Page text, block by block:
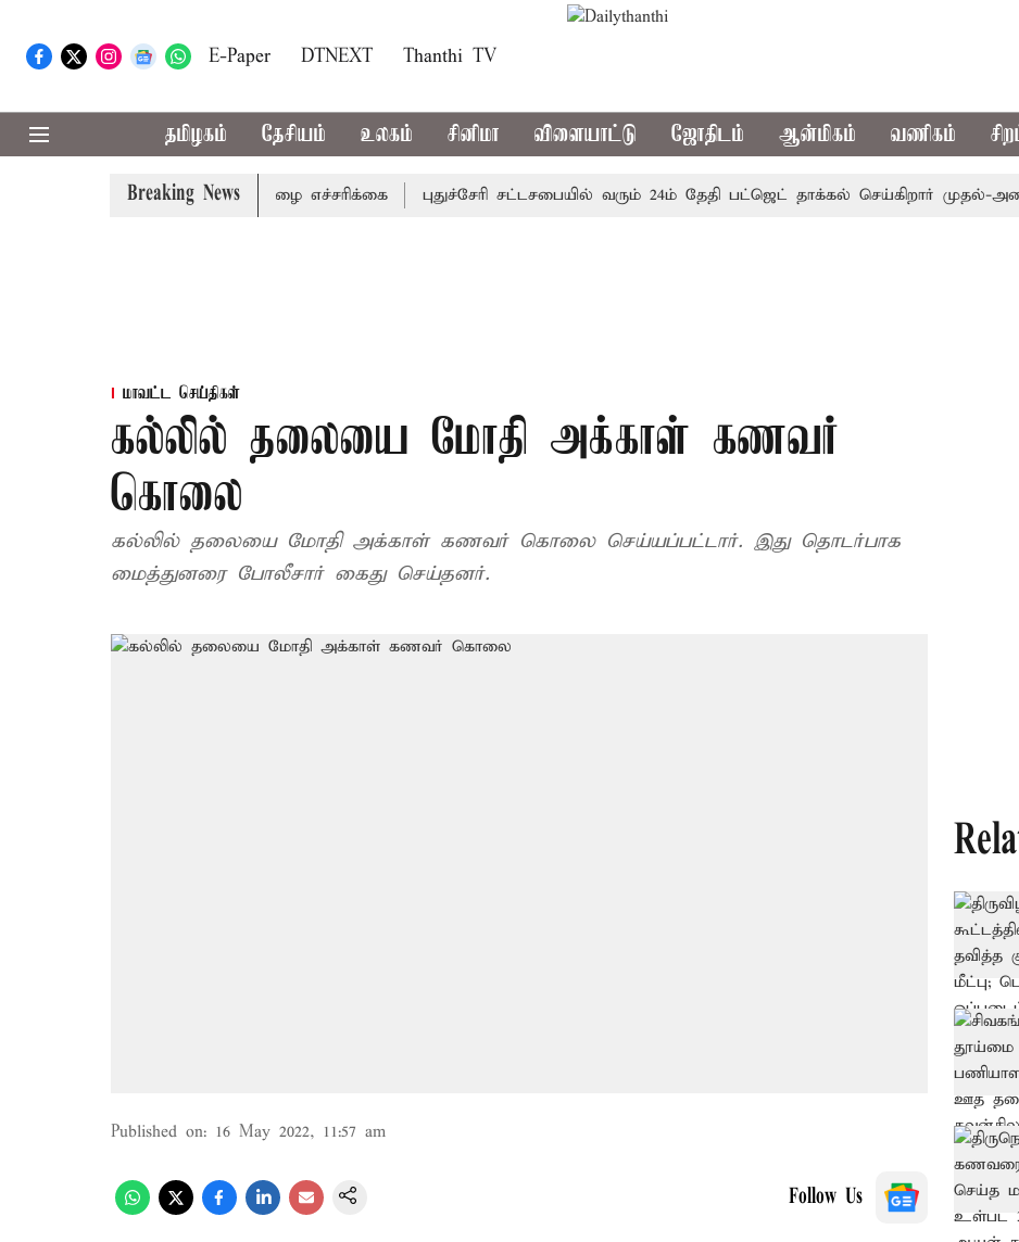
E-Paper DTNEXT Thanthi TV
தமிழகம் தேசியம் உலகம் சினிமா விளையாட்டு ஜோதிடம் ஆன்மிகம் வணிகம்
Breaking News
மாவட்டங்களுக்கு கன மழை எச்சரிக்கை புதுச்சேரி சட்டசபையில் வரும் 24ம் தேதி பட்ஜெட் தாக்கல் செய்கிறார் முதல்-
மாவட்ட செய்திகள்
கல்லில் தலையை மோதி அக்காள் கணவர்
கொலை
கல்லில் தலையை மோதி அக்காள் கணவர் கொலை செய்யப்பட்டார். இது தொடர்பாக
மைத்துனரை போலீசார் கைது செய்தனர்.
Published on: 16 May 2022, 11:57 am
Follow Us